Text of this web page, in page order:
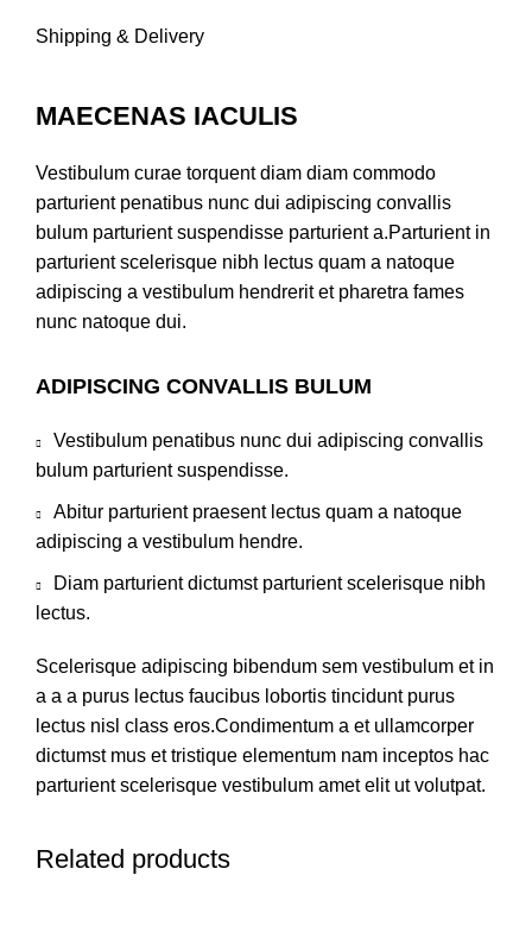
Shipping & Delivery
MAECENAS IACULIS
Vestibulum curae torquent diam diam commodo
parturient penatibus nunc dui adipiscing convallis
bulum parturient suspendisse parturient a.Parturient in
parturient scelerisque nibh lectus quam a natoque
adipiscing a vestibulum hendrerit et pharetra fames
nunc natoque dui.
ADIPISCING CONVALLIS BULUM
Vestibulum penatibus nunc dui adipiscing convallis
bulum parturient suspendisse.
Abitur parturient praesent lectus quam a natoque
adipiscing a vestibulum hendre.
Diam parturient dictumst parturient scelerisque nibh
lectus.
Scelerisque adipiscing bibendum sem vestibulum et in
a a a purus lectus faucibus lobortis tincidunt purus
lectus nisl class eros.Condimentum a et ullamcorper
dictumst mus et tristique elementum nam inceptos hac
parturient scelerisque vestibulum amet elit ut volutpat.
Related products